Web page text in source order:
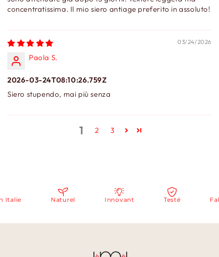
concentratissima. Il mio siero antiage preferito in assoluto!
03/24/2026
Paola S.
2026-03-24T08:10:26.759Z
Siero stupendo, mai più senza
1 2 3
Naturel Innovant Testé